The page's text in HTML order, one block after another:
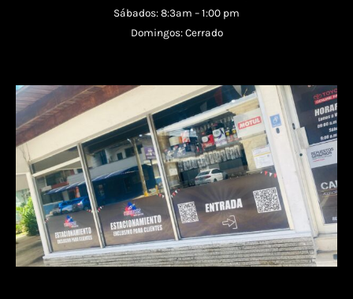
Sábados: 8:3am – 1:00 pm
Domingos: Cerrado